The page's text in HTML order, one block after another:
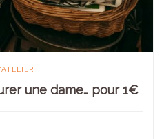
une dame… pour 1€